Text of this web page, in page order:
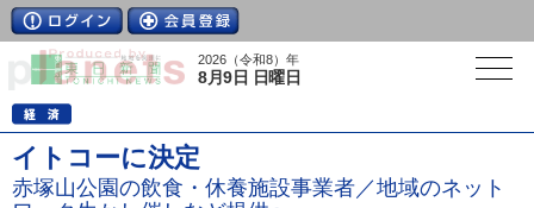
2026（令和8）年
8月9日 日曜日
イトコーに決定
赤塚山公園の飲食・休養施設事業者／地域のネット